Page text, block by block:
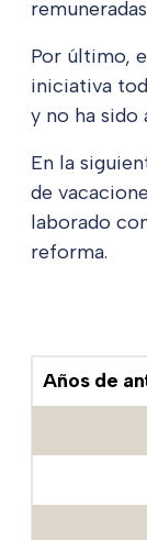
Por último,
iniciativa
y no ha sido
En la
de
laborado
reforma.
Años de